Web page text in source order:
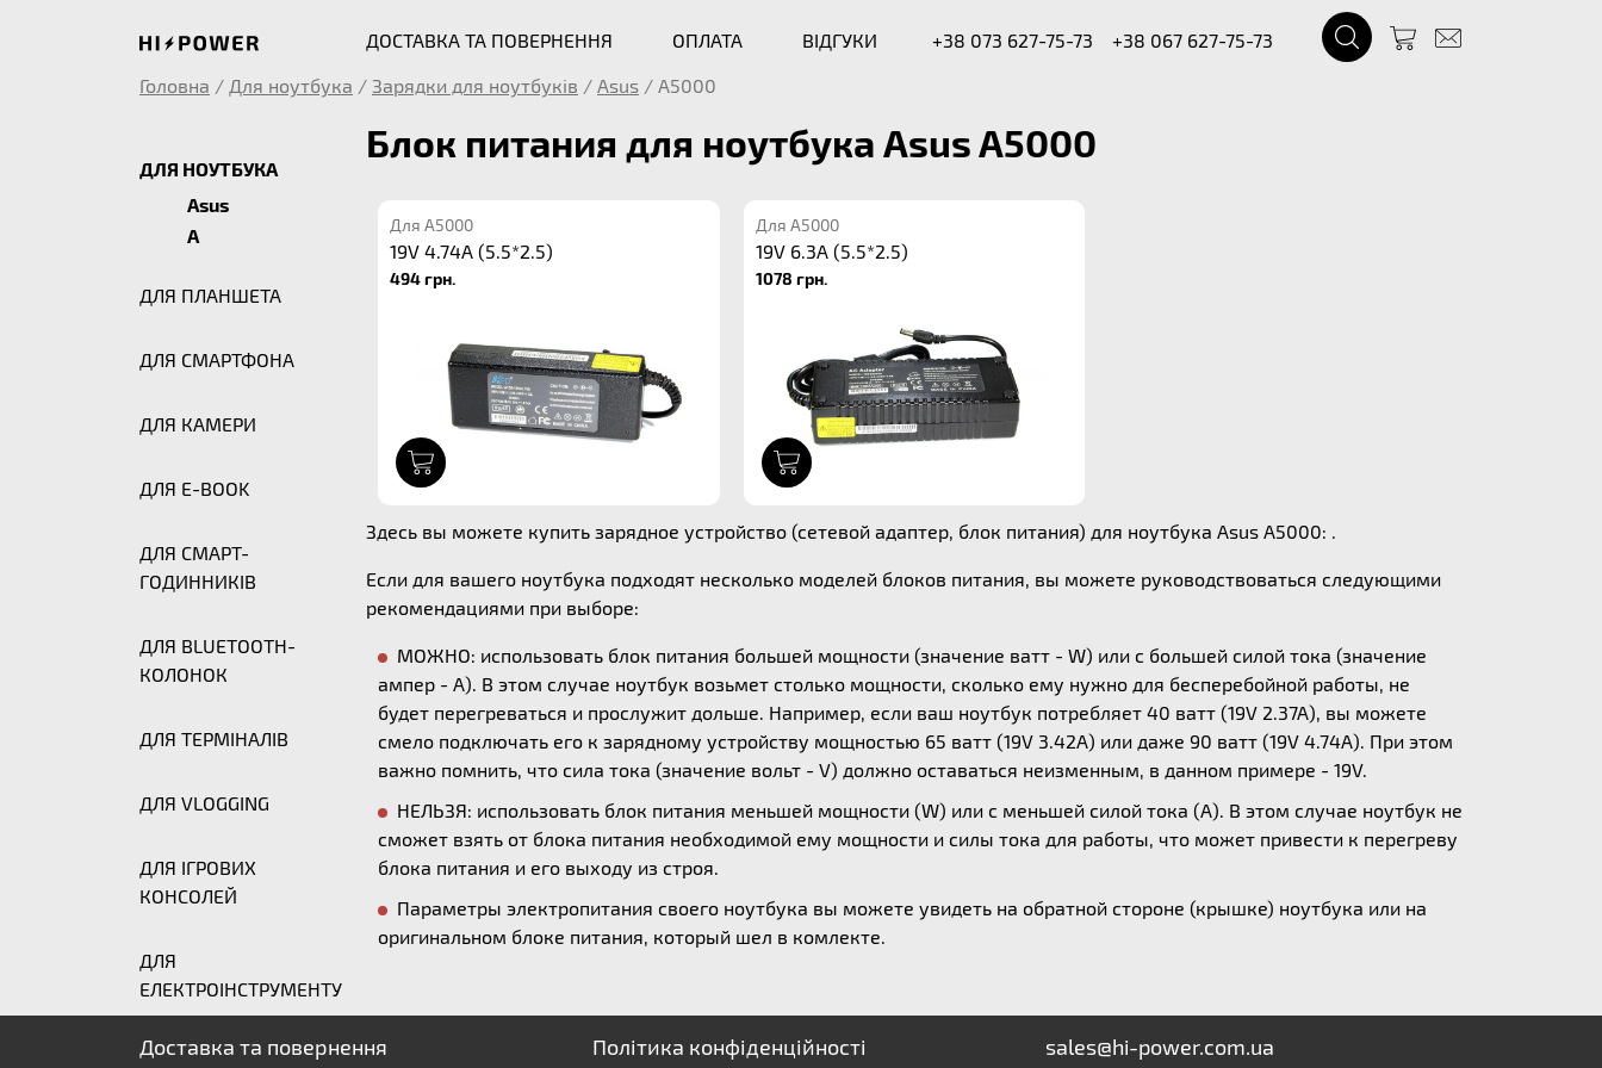
ДОСТАВКА ТА ПОВЕРНЕННЯ ОПЛАТА ВІДГУКИ +38 073 627-75-73
+38 067 627-75-73
Головна / Для ноутбука / Зарядки для ноутбуків / Asus / A5000
ДЛЯ НОУТБУКА
Asus
A
ДЛЯ ПЛАНШЕТА
ДЛЯ СМАРТФОНА
ДЛЯ КАМЕРИ
ДЛЯ E-BOOK
ДЛЯ СМАРТ-
ГОДИННИКІВ
ДЛЯ BLUETOOTH-
КОЛОНОК
ДЛЯ ТЕРМІНАЛІВ
ДЛЯ VLOGGING
ДЛЯ ІГРОВИХ
КОНСОЛЕЙ
ДЛЯ
ЕЛЕКТРОІНСТРУМЕНТУ
Блок питания для ноутбука Asus A5000
Для A5000
19V 4.74A (5.5*2.5)
494 грн.
Для A5000
19V 6.3A (5.5*2.5)
1078 грн.
Здесь вы можете купить зарядное устройство (сетевой адаптер, блок питания) для ноутбука Asus A5000: .
Если для вашего ноутбука подходят несколько моделей блоков питания, вы можете руководствоваться следующими
рекомендациями при выборе:
МОЖНО: использовать блок питания большей мощности (значение ватт - W) или с большей силой тока (значение
ампер - А). В этом случае ноутбук возьмет столько мощности, сколько ему нужно для бесперебойной работы, не
будет перегреваться и прослужит дольше. Например, если ваш ноутбук потребляет 40 ватт (19V 2.37A), вы можете
смело подключать его к зарядному устройству мощностью 65 ватт (19V 3.42A) или даже 90 ватт (19V 4.74A). При этом
важно помнить, что сила тока (значение вольт - V) должно оставаться неизменным, в данном примере - 19V.
НЕЛЬЗЯ: использовать блок питания меньшей мощности (W) или с меньшей силой тока (А). В этом случае ноутбук не
сможет взять от блока питания необходимой ему мощности и силы тока для работы, что может привести к перегреву
блока питания и его выходу из строя.
Параметры электропитания своего ноутбука вы можете увидеть на обратной стороне (крышке) ноутбука или на
оригинальном блоке питания, который шел в комлекте.
Доставка та повернення Політика конфіденційності sales@hi-power.com.ua